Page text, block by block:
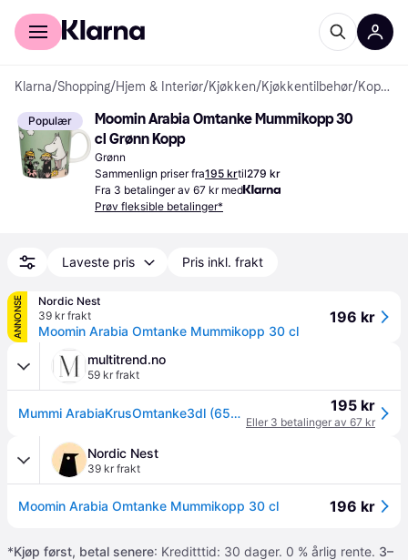
For kunder
Klarna/Shopping/Hjem & Interiør/Kjøkken/Kjøkkentilbehør/ Kopper
Populær
Moomin Arabia Omtanke Mummikopp 30
cl Grønn Kopp
Grønn
Sammenlign priser fra195 krtil279 kr
Fra 3 betalinger av 67 kr med
Prøv fleksible betalinger*
Laveste pris Pris inkl. frakt
ANNONSE
Nordic Nest
39 kr frakt
Moomin Arabia Omtanke Mummikopp 30 cl
196 kr
multitrend.no
59 kr frakt
Mummi ArabiaKrusOmtanke3dl (658-1082629) 195 kr
Eller 3 betalinger av 67 kr
Nordic Nest
39 kr frakt
Moomin Arabia Omtanke Mummikopp 30 cl 196 kr
*Kjøp først, betal senere: Kreditttid: 30 dager. 0 % årlig rente. 3–